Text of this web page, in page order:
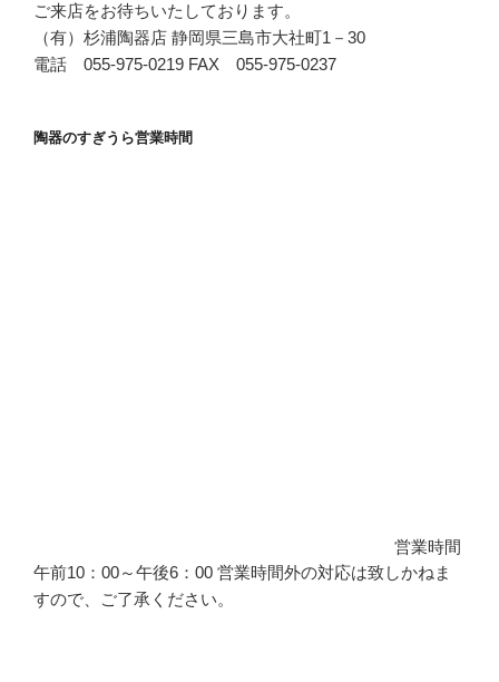
ご来店をお待ちいたしております。
（有）杉浦陶器店 静岡県三島市大社町1－30
電話 055-975-0219 FAX 055-975-0237
陶器のすぎうら営業時間
営業時間
午前10：00～午後6：00 営業時間外の対応は致しかねま
すので、ご了承ください。